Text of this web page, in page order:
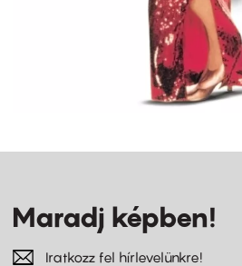
Maradj képben!
Iratkozz fel hírlevelünkre!